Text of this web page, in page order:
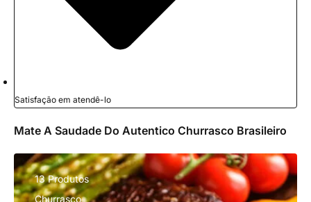
Satisfação em atendê-lo
Mate A Saudade Do Autentico Churrasco Brasileiro
13 Produtos
Churrasco